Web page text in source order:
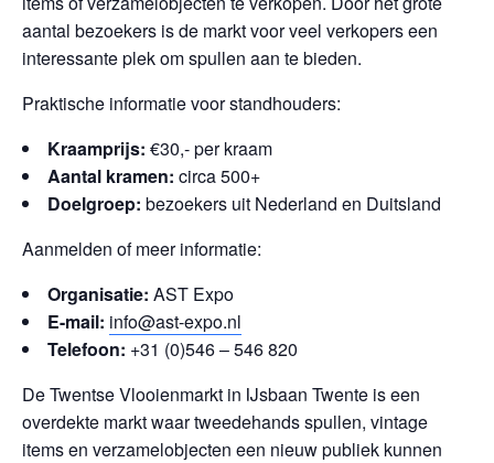
aantal bezoekers is de markt voor veel verkopers een
interessante plek om spullen aan te bieden.
Praktische informatie voor standhouders:
Kraamprijs: €30,- per kraam
Aantal kramen: circa 500+
Doelgroep: bezoekers uit Nederland en Duitsland
Aanmelden of meer informatie:
Organisatie: AST Expo
E-mail: info@ast-expo.nl
Telefoon: +31 (0)546 – 546 820
De Twentse Vlooienmarkt in IJsbaan Twente is een
overdekte markt waar tweedehands spullen, vintage
items en verzamelobjecten een nieuw publiek kunnen